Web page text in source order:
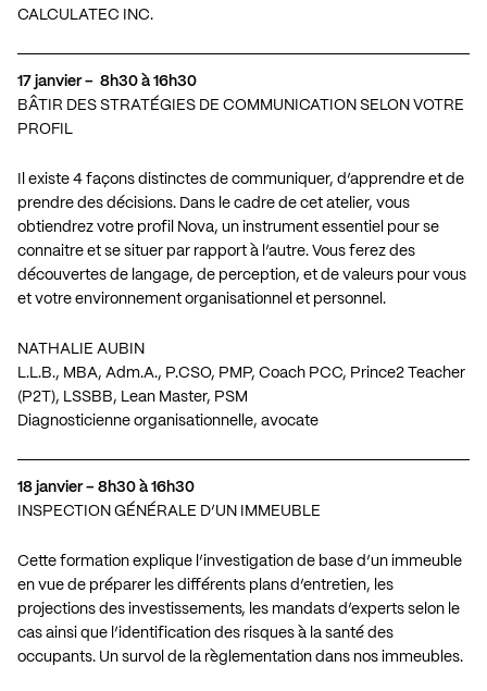
CALCULATEC INC.
17 janvier – 8h30 à 16h30
BÂTIR DES STRATÉGIES DE COMMUNICATION SELON VOTRE
PROFIL
Il existe 4 façons distinctes de communiquer, d’apprendre et de
prendre des décisions. Dans le cadre de cet atelier, vous
obtiendrez votre profil Nova, un instrument essentiel pour se
connaitre et se situer par rapport à l’autre. Vous ferez des
découvertes de langage, de perception, et de valeurs pour vous
et votre environnement organisationnel et personnel.
NATHALIE AUBIN
L.L.B., MBA, Adm.A., P.CSO, PMP, Coach PCC, Prince2 Teacher
(P2T), LSSBB, Lean Master, PSM
Diagnosticienne organisationnelle, avocate
18 janvier – 8h30 à 16h30
INSPECTION GÉNÉRALE D’UN IMMEUBLE
Cette formation explique l’investigation de base d’un immeuble
en vue de préparer les différents plans d’entretien, les
projections des investissements, les mandats d’experts selon le
cas ainsi que l’identification des risques à la santé des
occupants. Un survol de la règlementation dans nos immeubles.